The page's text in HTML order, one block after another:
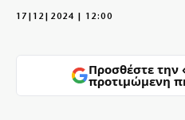
17|12|2024 | 12:00
Προσθέστε την
προτιμώμενη